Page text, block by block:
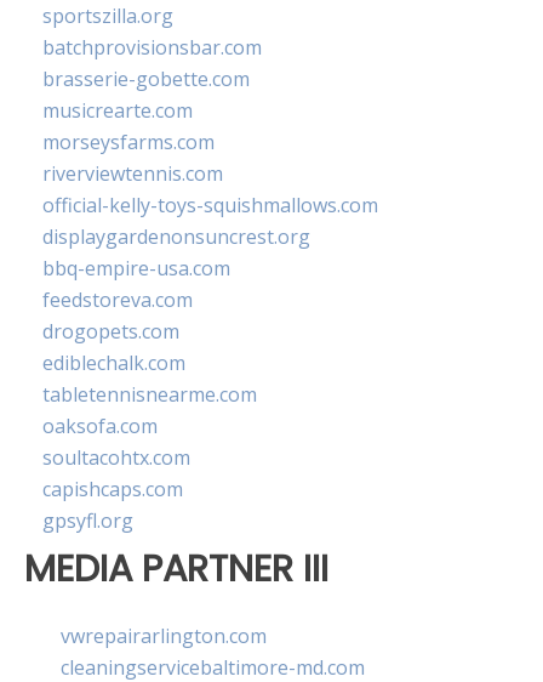
sportszilla.org
batchprovisionsbar.com
brasserie-gobette.com
musicrearte.com
morseysfarms.com
riverviewtennis.com
official-kelly-toys-squishmallows.com
displaygardenonsuncrest.org
bbq-empire-usa.com
feedstoreva.com
drogopets.com
ediblechalk.com
tabletennisnearme.com
oaksofa.com
soultacohtx.com
capishcaps.com
gpsyfl.org
MEDIA PARTNER III
vwrepairarlington.com
cleaningservicebaltimore-md.com